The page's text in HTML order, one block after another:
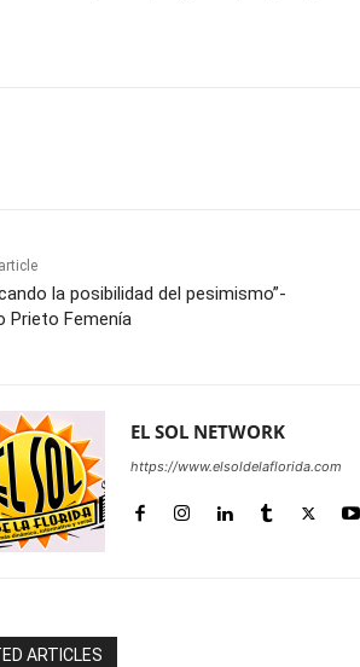
la posibilidad del pesimismo”-
Prieto Femenía
EL SOL NETWORK
https://www.elsoldelaflorida.com
ARTICLES